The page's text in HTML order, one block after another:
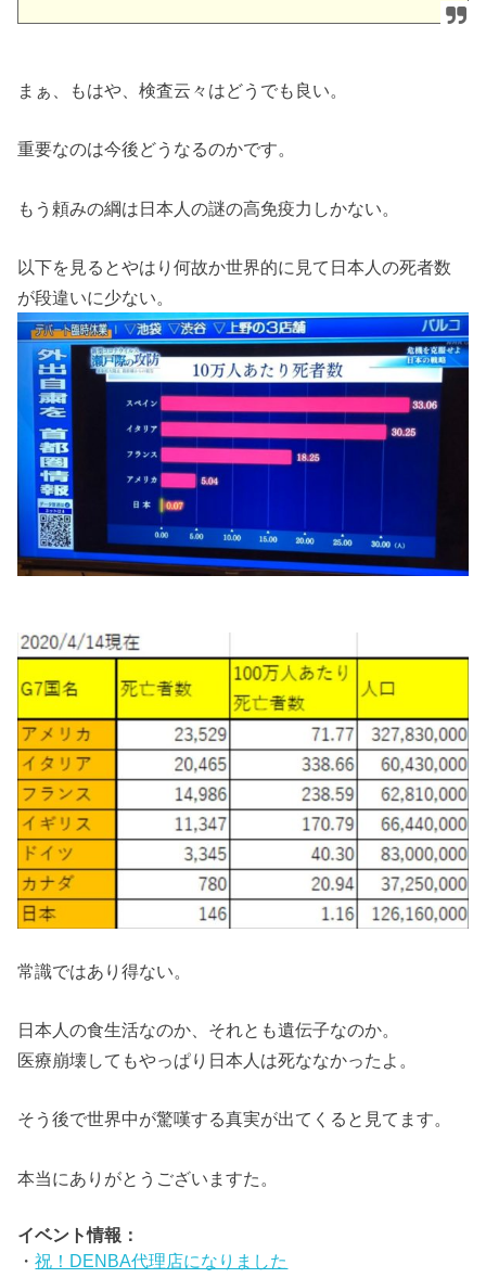
まぁ、もはや、検査云々はどうでも良い。
重要なのは今後どうなるのかです。
もう頼みの綱は日本人の謎の高免疫力しかない。
以下を見るとやはり何故か世界的に見て日本人の死者数
が段違いに少ない。
常識ではあり得ない。
日本人の食生活なのか、それとも遺伝子なのか。
医療崩壊してもやっぱり日本人は死ななかったよ。
そう後で世界中が驚嘆する真実が出てくると見てます。
本当にありがとうございますた。
イベント情報：
・祝！DENBA代理店になりました